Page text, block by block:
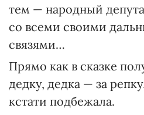
тем — народный
со всеми своими
связями…
Прямо как в сказке
дедку, дедка — за
кстати подбежала.